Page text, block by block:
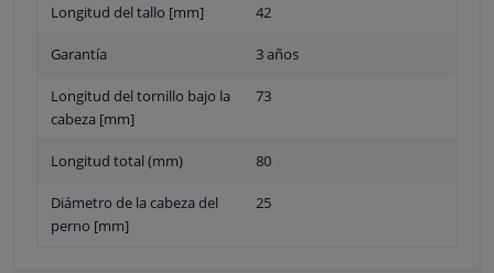
Longitud del tallo [mm] 42
Garantía 3 años
Longitud del tornillo bajo la
cabeza [mm]
73
Longitud total (mm) 80
Diámetro de la cabeza del
perno [mm]
25